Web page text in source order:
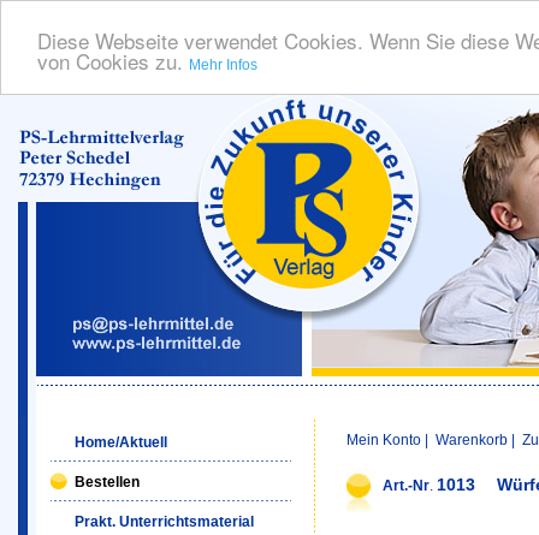
Diese Webseite verwendet Cookies. Wenn Sie diese
von Cookies zu. Mehr Infos
Home/Aktuell
Bestellen
Prakt. Unterrichtsmaterial
Mein Konto Warenkorb
Art.-Nr. 1013